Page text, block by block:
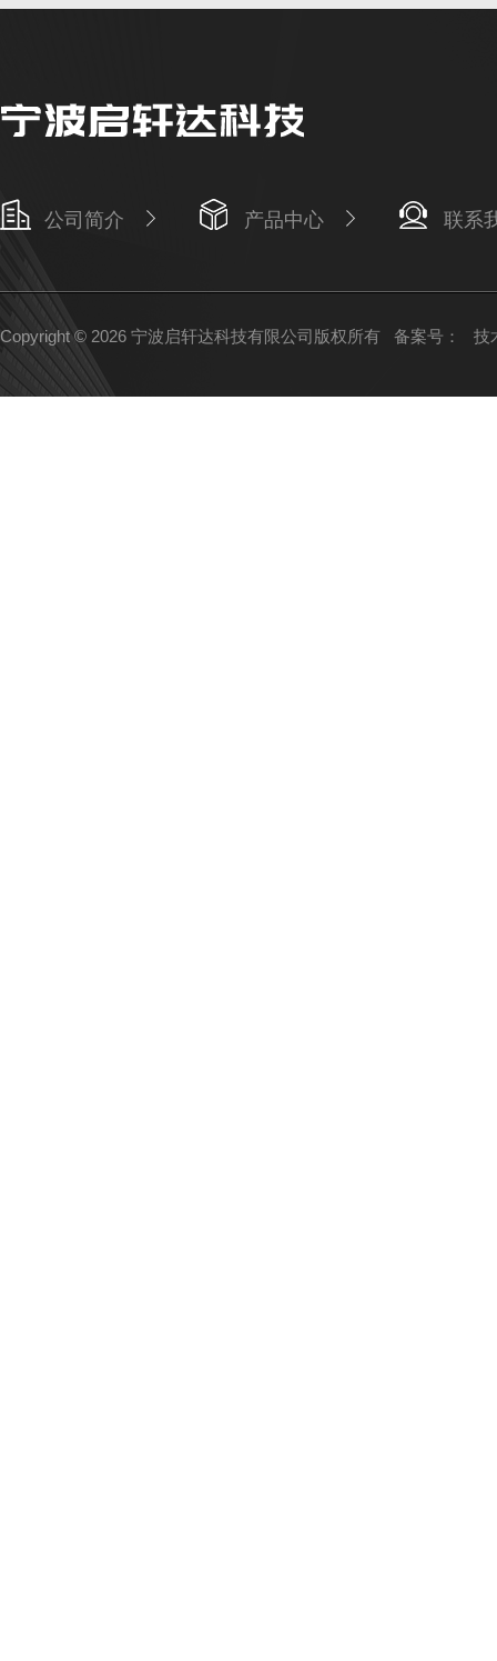
公司简介 产品中心 联系
Copyright © 2026 宁波启轩达科技有限公司版权所有 备案号： 技